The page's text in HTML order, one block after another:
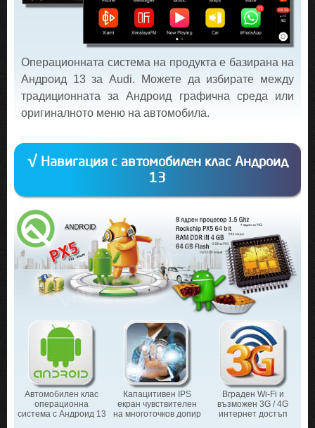
Операционната система на продукта е базирана на
Андроид 13 за Audi. Можете да избирате между
традиционната за Андроид графична среда или
оригиналното меню на автомобила.
√ Навигация с автомобилен клас Андроид
13
Автомобилен клас
операционна
система с Андроид 13
Капацитивен IPS
екран чувствителен
на многоточков допир
Вграден Wi-Fi и
възможен 3G / 4G
интернет достъп